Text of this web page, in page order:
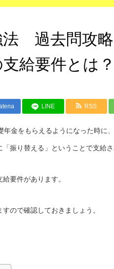
法 過去問攻
給要件とは
LINE RSS
金をもらえるようになった時に
振り替える」ということで支給さ
要件があります。
ので確認しておきましょう。